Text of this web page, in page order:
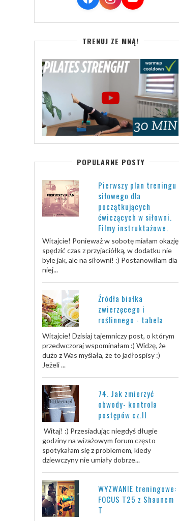
TRENUJ ZE MNĄ!
POPULARNE POSTY
Pierwszy plan treningu
siłowego dla
początkujących
ćwiczących w siłowni.
Filmy instruktażowe.
Witajcie! Ponieważ w sobotę miałam okazję
spędzić czas z przyjaciółką, w dodatku nie
byle jak, ale na siłowni! :) Postanowiłam dla
niej...
Źródła białka
zwierzęcego i
roślinnego - tabela
Witajcie! Dzisiaj tajemniczy post, o którym
przedwczoraj wspominałam :) Widzę, że
dużo z Was myślała, że to jadłospisy :)
Jeżeli ...
74. Jak zmierzyć
obwody- kontrola
postępów cz.II
Witaj! :) Przesiadując niegdyś długie
godziny na wizażowym forum często
spotykałam się z problemem, kiedy
dziewczyny nie umiały dobrze...
WYZWANIE treningowe:
FOCUS T25 z Shaunem
T